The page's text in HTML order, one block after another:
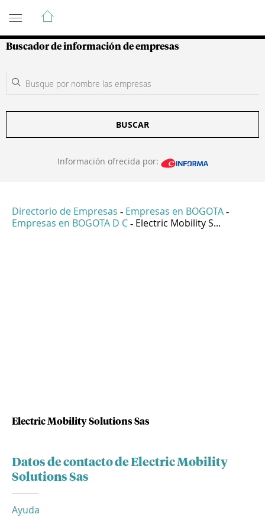
Guía de Empresas Colombianas
Buscador de información de empresas
BUSCAR
Información ofrecida por:
Directorio de Empresas - Empresas en BOGOTA -
Empresas en BOGOTA D C - Electric Mobility S...
Electric Mobility Solutions Sas
Datos de contacto de Electric Mobility
Solutions Sas
Ayuda